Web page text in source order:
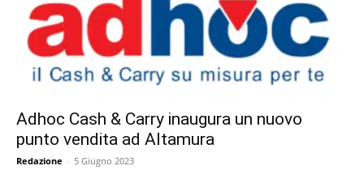
Adhoc Cash & Carry inaugura un nuovo
punto vendita ad Altamura
Redazione - 5 Giugno 2023